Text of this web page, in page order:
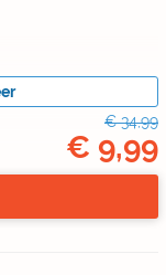
€ 34,99
€ 9,99